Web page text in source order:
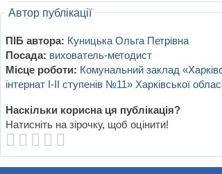
Автор публікації
ПІБ автора: Куницька Ольга Петрівна
Посада: вихователь-методист
Місце роботи: Комунальний заклад
інтернат I-II ступенів №11» Харківської
Наскільки корисна ця публікація?
Натисніть на зірочку, щоб оцінити!